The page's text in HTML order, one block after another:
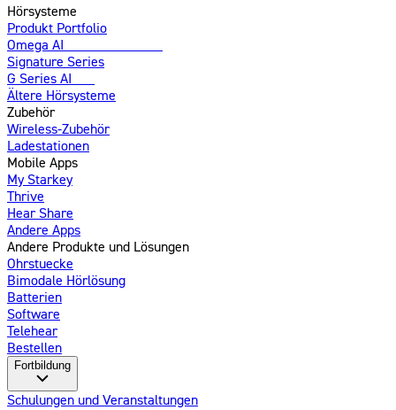
Hörsysteme
Produkt Portfolio
Omega AI
Signature Series
G Series AI
Ältere Hörsysteme
Zubehör
Wireless-Zubehör
Ladestationen
Mobile Apps
My Starkey
Thrive
Hear Share
Andere Apps
Andere Produkte und Lösungen
Ohrstuecke
Bimodale Hörlösung
Batterien
Software
Telehear
Bestellen
Fortbildung
Schulungen und Veranstaltungen